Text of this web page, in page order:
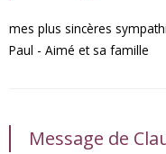
mes plus sincères
Paul - Aimé et sa famille
Message de